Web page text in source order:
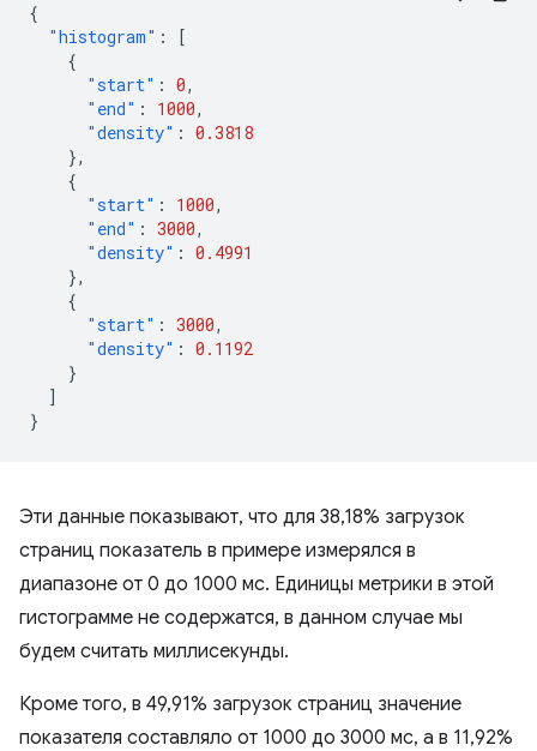
{
"histogram" :
[
{
"start" : 0,
"end" : 1000,
"density" : 0.3818
},
{
"start" : 1000,
"end" : 3000,
"density" : 0.4991
},
{
"start" : 3000,
"density" : 0.1192
}
]
}
Эти данные показывают, что для 38,18% загрузок
страниц показатель в примере измерялся в
диапазоне от 0 до 1000 мс. Единицы метрики в этой
гистограмме не содержатся, в данном случае мы
будем считать миллисекунды.
Кроме того, в 49,91% загрузок страниц значение
показателя составляло от 1000 до 3000 мс, а в 11,92%